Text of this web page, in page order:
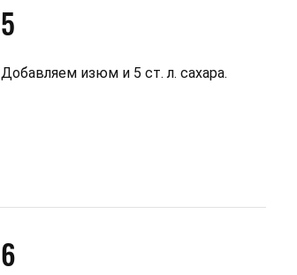
5
Добавляем изюм и 5 ст. л. сахара.
6